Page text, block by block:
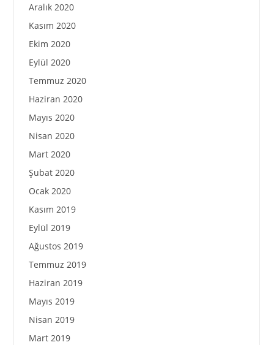
Aralık 2020
Kasım 2020
Ekim 2020
Eylül 2020
Temmuz 2020
Haziran 2020
Mayıs 2020
Nisan 2020
Mart 2020
Şubat 2020
Ocak 2020
Kasım 2019
Eylül 2019
Ağustos 2019
Temmuz 2019
Haziran 2019
Mayıs 2019
Nisan 2019
Mart 2019